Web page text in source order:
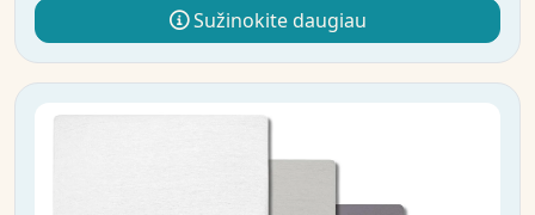
Sužinokite daugiau